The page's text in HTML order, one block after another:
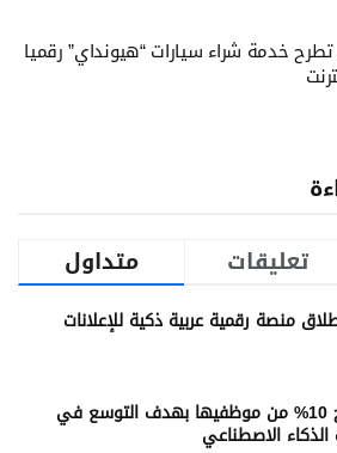
تطرح خدمة شراء سيارات “هيونداي” رقميا
متداول
تعليقات
منصة رقمية عربية ذكية للإعلانات
ميتا تسرح 10% من موظفيها بهدف التوسع في
الذكاء الاصطناعي